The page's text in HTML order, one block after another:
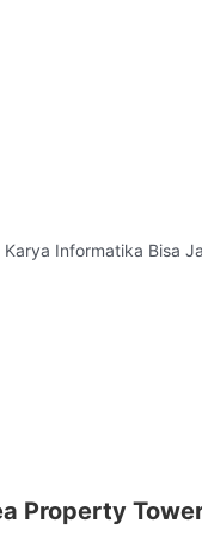
Informatika Bisa
Property